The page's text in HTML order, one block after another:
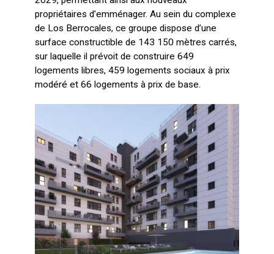
propriétaires d’emménager. Au sein du complexe
de Los Berrocales, ce groupe dispose d’une
surface constructible de 143 150 mètres carrés,
sur laquelle il prévoit de construire 649
logements libres, 459 logements sociaux à prix
modéré et 66 logements à prix de base.